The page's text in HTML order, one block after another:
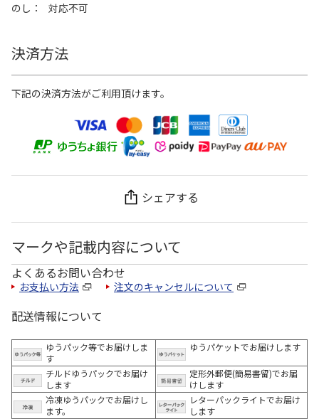
のし
対応不可
決済方法
下記の決済方法がご利用頂けます。
シェアする
マークや記載内容について
よくあるお問い合わせ
お支払い方法 注文のキャンセルについて
配送情報について
ゆうパック等でお届けしま
す
ゆうパケットでお届けします
チルドゆうパックでお届け
します
定形外郵便(簡易書留)でお届
けします
冷凍ゆうパックでお届けし
ます。
レターパックライトでお届け
します